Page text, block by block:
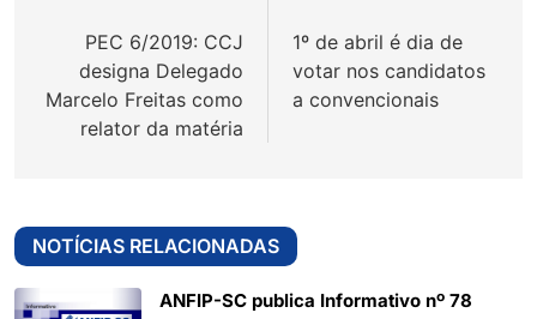
Post
PEC 6/2019: CCJ
designa Delegado
Marcelo Freitas como
relator da matéria
1º de abril é dia de
votar nos candidatos
a convencionais
NOTÍCIAS RELACIONADAS
ANFIP-SC publica Informativo nº 78